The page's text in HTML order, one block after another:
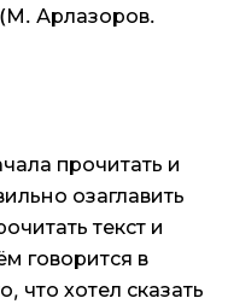
Арлазоров.
прочитать и
озаглавить
текст и
говорится в
что хотел сказать